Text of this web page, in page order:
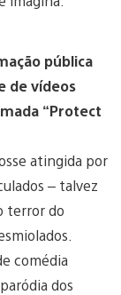
pública
de vídeos
“Protect
atingida por
– talvez
terror do
comédia
dos